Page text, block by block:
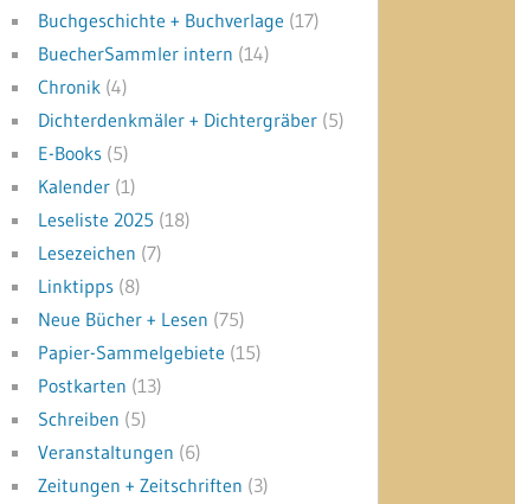
Buchgeschichte + Buchverlage (17)
BuecherSammler intern (14)
Chronik (4)
Dichterdenkmäler + Dichtergräber (5)
E-Books (5)
Kalender (1)
Leseliste 2025 (18)
Lesezeichen (7)
Linktipps (8)
Neue Bücher + Lesen (75)
Papier-Sammelgebiete (15)
Postkarten (13)
Schreiben (5)
Veranstaltungen (6)
Zeitungen + Zeitschriften (3)